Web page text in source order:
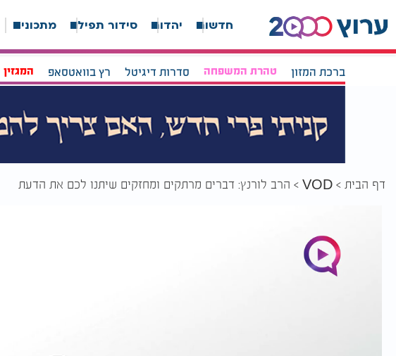
חדשות יהדות סידור תפילה מתכונים
ברכת המזון טהרת המשפחה סדרות דיגיטל רץ בוואטסאפ המגזין
דף הבית VOD הרב לורנץ: דברים מרתקים ומחזקים שיתנו לכם את הדעת